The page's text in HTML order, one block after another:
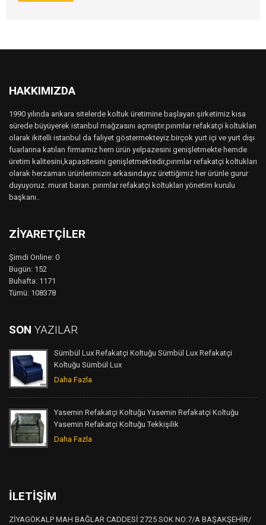
HAKKIMIZDA
1990 yılında ankara sitelerde koltuk üretimine başlayan şirketimiz kısa
sürede büyüyerek istanbul mağzasını açmıştır.pırımlar refakatçi koltukları
olarak ikitelli istanbul da faliyet göstermekteyiz.birçok yurt içi ve yurt dışı
fuarlarına katılan firmamız hem ürün yelpazesini genişletmekte hemde
üretim kalitesini,kapasitesini genişletmektedir,pırımlar refakatçi koltukları
olarak herzaman ürünlerimizin arkasındayız ürettiğimiz her ürünle gurur
duyuyoruz. murat baran. pırımlar refakatçi koltukları yönetim kurulu
başkanı..
ZIYARETÇILER
Şimdi Online: 0
Bugün: 152
Buhafta: 1171
Tümü: 108378
SON YAZILAR
Sümbül Lux Refakatçi Koltuğu Sümbül Lux Refakatçi
Koltuğu Sümbül Lux
Daha Fazla
Yasemin Refakatçi Koltuğu Yasemin Refakatçi Koltuğu
Yasemin Refakatçi Koltuğu Tekkişilik
Daha Fazla
İLETIŞIM
ZİYAGÖKALP MAH BAĞLAR CADDESİ 2725 SOK NO:7/A BAŞAKŞEHİR/